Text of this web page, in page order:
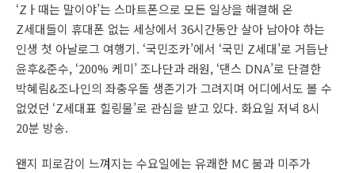
‘Zㅏ때는 말이야’는 스마트폰으로 모든 일상을 해결해 온
Z세대들이 휴대폰 없는 세상에서 36시간동안 살아 남아야 하는
인생 첫 아날로그 여행기. ‘국민조카’에서 ‘국민 Z세대’로 거듭난
윤후&준수, ‘200% 케미’ 조나단과 래원, ‘댄스 DNA’로 단결한
박혜림&조나인의 좌충우돌 생존기가 그려지며 어디에서도 볼 수
없었던 ‘Z세대표 힐링물’로 관심을 받고 있다. 화요일 저녁 8시
20분 방송.
왠지 피로감이 느껴지는 수요일에는 유쾌한 MC 붐과 미주가